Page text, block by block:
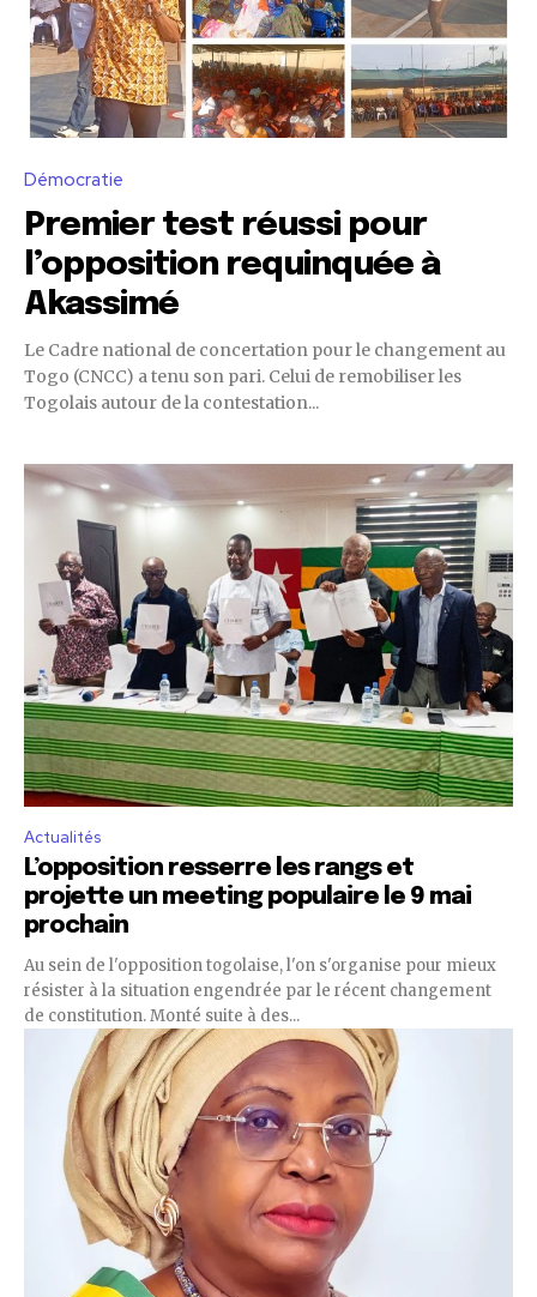
Démocratie
Premier test réussi pour
l’opposition requinquée à
Akassimé
Le Cadre national de concertation pour le changement au
Togo (CNCC) a tenu son pari. Celui de remobiliser les
Togolais autour de la contestation...
Actualités
L’opposition resserre les rangs et
projette un meeting populaire le 9 mai
prochain
Au sein de l'opposition togolaise, l'on s'organise pour mieux
résister à la situation engendrée par le récent changement
de constitution. Monté suite à des...